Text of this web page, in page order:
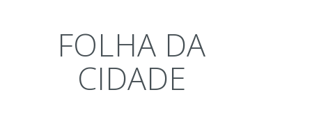
FOLHA DA
CIDADE